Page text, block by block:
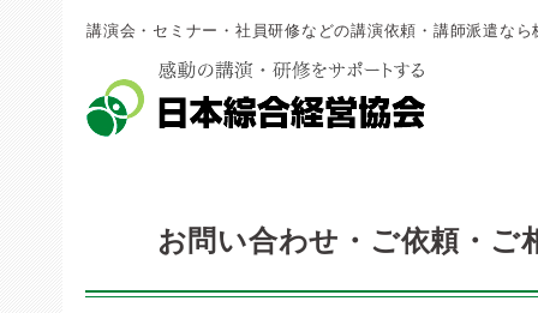
講演会・セミナー・社員研修などの講演依頼・講師派遣な
お問い合わせ・ご依頼・ご